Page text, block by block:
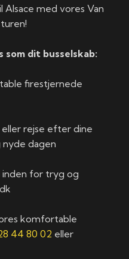
med vores Van
som dit busselskab:
firestjernede
rejse efter dine
nyde dagen
for tryg og
komfortable
44 80 02 eller